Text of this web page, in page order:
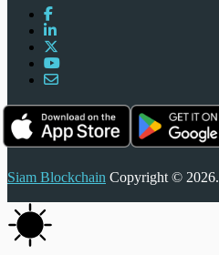
Siam Blockchain Copyright © 2026.